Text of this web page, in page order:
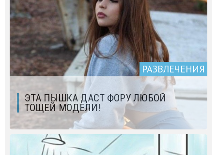
РАЗВЛЕЧЕНИЯ
ЭТА ПЫШКА ДАСТ ФОРУ ЛЮБОЙ
ТОЩЕЙ МОДЕЛИ!